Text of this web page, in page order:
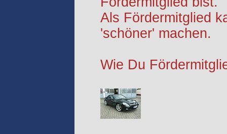
Als Fördermitglied
'schöner' machen.
Wie Du